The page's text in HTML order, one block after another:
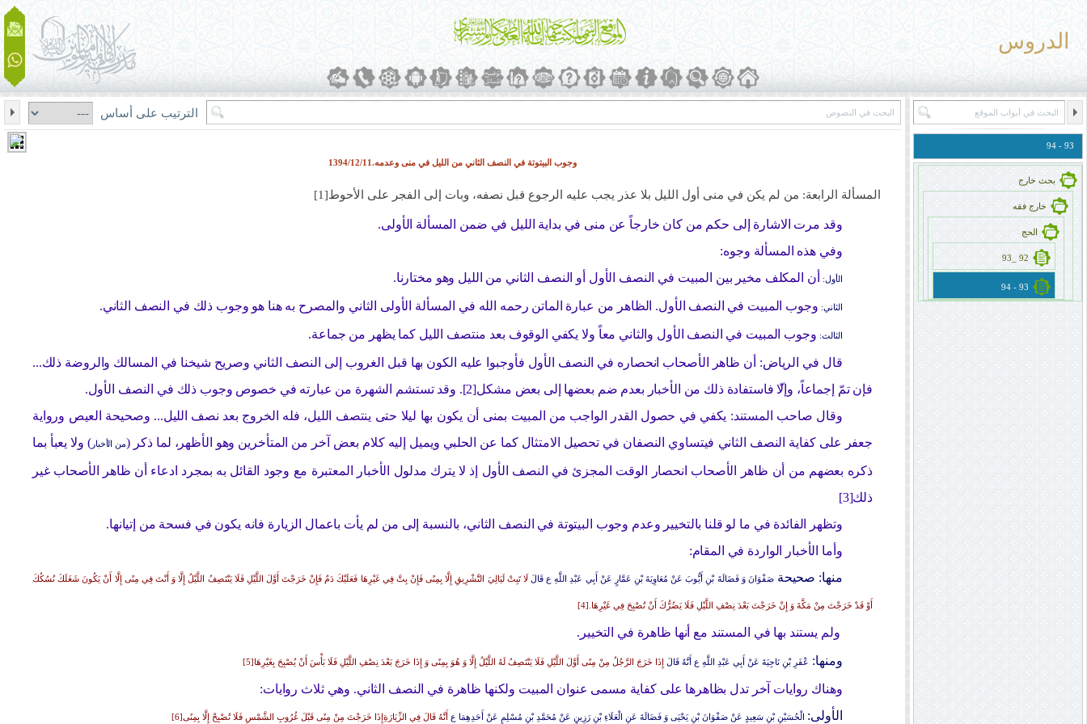
الدروس
93 - 94
بحث خارج
خارج فقه
الحج
92 _93
93 - 94
الترتيب على أساس
وجوب البيتوتة في النصف الثاني من الليل في منى وعدمه.1394/12/11
المسألة الرابعة: من لم يكن في منى أول الليل بلا عذر يجب عليه الرجوع قبل نصفه، وبات إلى الفجر على الأحوط[1]
وقد مرت الاشارة إلى حكم من كان خارجاً عن منى في بداية الليل في ضمن المسألة الأولى.
وفي هذه المسألة وجوه:
الأول: أن المكلف مخير بين المبيت في النصف الأول أو النصف الثاني من الليل وهو مختارنا.
الثاني: وجوب المبيت في النصف الأول. الظاهر من عبارة الماتن رحمه الله في المسألة الأولى الثاني والمصرح به هنا هو وجوب ذلك في النصف الثاني.
الثالث: وجوب المبيت في النصف الأول والثاني معاً ولا يكفي الوقوف بعد منتصف الليل كما يظهر من جماعة.
قال في الرياض: أن ظاهر الأصحاب انحصاره في النصف الأول فأوجبوا عليه الكون بها قبل الغروب إلى النصف الثاني وصريح شيخنا في المسالك والروضة ذلك...
فإن تمّ إجماعاً، وإلافاستفادة ذلك من الأخبار بعدم ضم بعضها إلى بعض مشكل[2]. وقد تستشم الشهرة من عبارته في خصوص وجوب ذلك في النصف الأول.
وقال صاحب المستند: يكفي في حصول القدر الواجب من المبيت بمنى أن يكون بها ليلا حتى ينتصف الليل، فله الخروج بعد نصف الليل... وصحيحة العيص ورواية
جعفر على كفاية النصف الثاني فيتساوي النصفان في تحصيل الامتثال كما عن الحلبي ويميل إليه كلام بعض آخر من المتأخرين وهو الأظهر، لما ذكر (من الأخبار ) ولا يعبأ بما
ذكره بعضهم من أن ظاهر الأصحاب انحصار الوقت المجزئ في النصف الأول إذ لا يترك مدلول الأخبار المعتبرة مع وجود القائل به بمجرد ادعاء أن ظاهر الأصحاب غير
ذلك[3]
وتظهر الفائدة في ما لو قلنا بالتخيير وعدم وجوب البيتوتة في النصف الثاني، بالنسبة إلى من لم يأت باعمال الزيارة فانه يكون في فسحة من إتيانها.
وأما الأخبار الواردة في المقام:
منها: صحيحةصَفْوَانَ وَ فَضَالَةَ بْنِ أَيُّوبَ عَنْ مُعَاوِيَةَ بْنِ عَمَّارٍ عَنْ أَبِي عَبْدِ اللَّهِ ع قَالَلَا تَبِتْ لَيَالِيَ التَّشْرِيقِ إِلَّا بِمِنًى فَإِنْ بِتَّ فِي غَيْرِهَا فَعَلَيْكَ دَمٌ فَإِنْ خَرَجْتَ أَوَّلَ اللَّيْلِ فَلَا يَنْتَصِفُ اللَّيْلُ إِلَّا وَ أَنْتَ فِي مِنًى إِلَّا أَنْ يَكُونَ شَغَلَكَ نُسُكُكَ
أَوْ قَدْ خَرَجْتَ مِنْ مَكَّةَ وَ إِنْ خَرَجْتَ بَعْدَ نِصْفِ اللَّيْلِ فَلَا يَضُرُّكَ أَنْ تُصْبِحَ فِي غَيْرِهَا.[4]
ولم يستند بها في المستند مع أنها ظاهرة في التخيير.
ومنها: عْفَرِ بْنِ نَاجِيَةَ عَنْ أَبِي عَبْدِ اللَّهِ ع أَنَّهُ قَالَ إِذَا خَرَجَ الرَّجُلُ مِنْ مِنًى أَوَّلَ اللَّيْلِ فَلَا يَنْتَصِفُ لَهُ اللَّيْلُ إِلَّا وَ هُوَ بِمِنًى وَ إِذَا خَرَجَ بَعْدَ نِصْفِ اللَّيْلِ فَلَا بَأْسَ أَنْ يُصْبِحَ بِغَيْرِهَا[5]
وهناك روايات آخر تدل بظاهرها على كفاية مسمى عنوان المبيت ولكنها ظاهرة في النصف الثاني. وهي ثلاث روايات:
الأولى:
الْحُسَيْنِ بْنِ سَعِيدٍ عَنْ صَفْوَانَ بْنِ يَحْيَى وَ فَضَالَةَ عَنِ الْعَلَاءِ بْنِ رَزِينٍ عَنْ مُحَمَّدِ بْنِ مُسْلِمٍ عَنْ أَحَدِهِمَا ع أَنَّهُ قَالَ فِي الزِّيَارَةِإِذَا خَرَجْتَ مِنْ مِنًى قَبْلَ غُرُوبِ الشَّمْسِ فَلَا تُصْبِحْ إِلَّا بِمِنًى[6]